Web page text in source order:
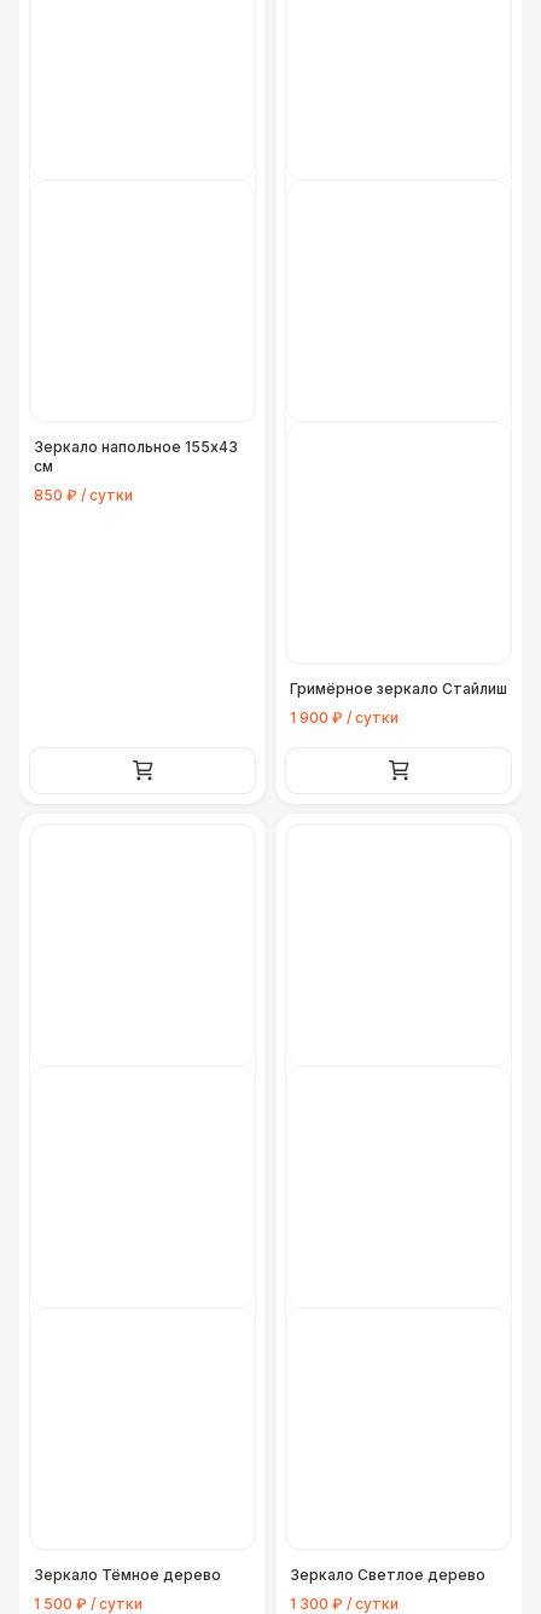
Зеркало напольное 155x43
см
850 ₽ / сутки
Гримёрное зеркало Стайлиш
1 900 ₽ / сутки
Зеркало Тёмное дерево
1 500 ₽ / сутки
Зеркало Светлое дерево
1 300 ₽ / сутки